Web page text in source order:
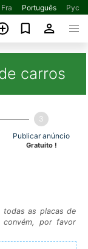
Fra Português Рус
carros
3
Publicar anúncio
Gratuito !
todas as placas de
por favor